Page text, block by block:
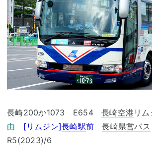
長崎200か1073 E654 長崎空港 リ
由
[リムジン]長崎駅前 長崎県営バス
R5(2023)/6